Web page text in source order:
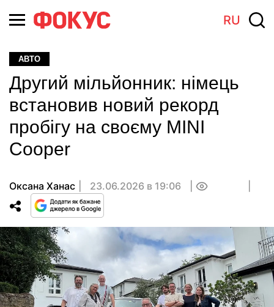
RU
АВТО
Другий мільйонник: німець
встановив новий рекорд
пробігу на своєму MINI
Cooper
Оксана Ханас 23.06.2026 в 19:06